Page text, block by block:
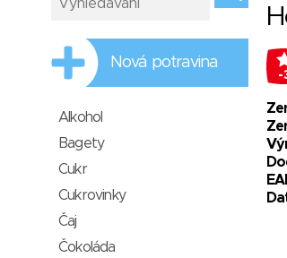
-
Nová potravina
Alkohol
Bagety
Cukr
Cukrovinky
Čaj
Čokoláda